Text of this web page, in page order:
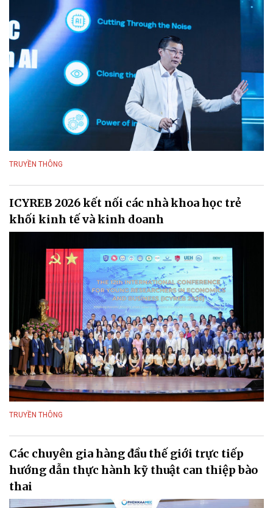
TRUYỀN THÔNG
ICYREB 2026 kết nối các nhà khoa học trẻ
khối kinh tế và kinh doanh
TRUYỀN THÔNG
Các chuyên gia hàng đầu thế giới trực tiếp
hướng dẫn thực hành kỹ thuật can thiệp bào
thai